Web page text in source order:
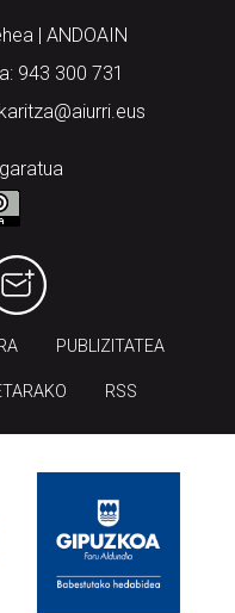
| ANDOAIN
943 300 731
PUBLIZITATEA
RSS